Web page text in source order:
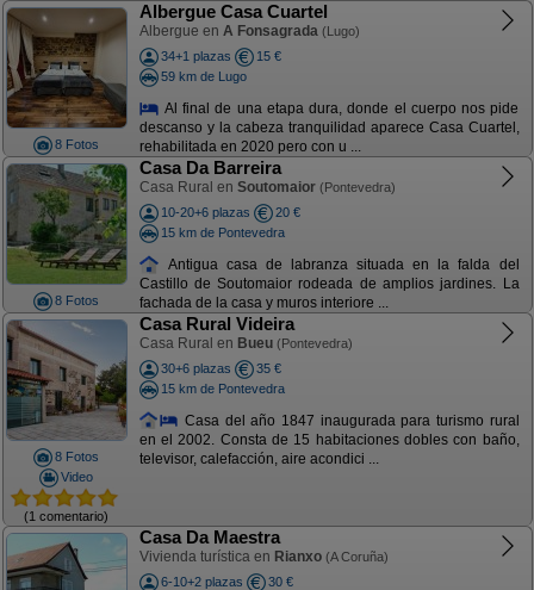
8 Fotos
Albergue Casa Cuartel
Albergue en A Fonsagrada (Lugo)
34+1 plazas
15 €
59 km de Lugo
Al final de una etapa dura, donde el cuerpo nos pide
descanso y la cabeza tranquilidad aparece Casa Cuartel,
rehabilitada en 2020 pero con u ...
8 Fotos
Casa Da Barreira
Casa Rural en Soutomaior (Pontevedra)
10-20+6 plazas
20 €
15 km de Pontevedra
Antigua casa de labranza situada en la falda del
Castillo de Soutomaior rodeada de amplios jardines. La
fachada de la casa y muros interiore ...
8 Fotos
Video
(1 comentario)
Casa Rural Videira
Casa Rural en Bueu (Pontevedra)
30+6 plazas
35 €
15 km de Pontevedra
Casa del año 1847 inaugurada para turismo rural
en el 2002. Consta de 15 habitaciones dobles con baño,
televisor, calefacción, aire acondici ...
Casa Da Maestra
Vivienda turística en Rianxo (A Coruña)
6-10+2 plazas
30 €